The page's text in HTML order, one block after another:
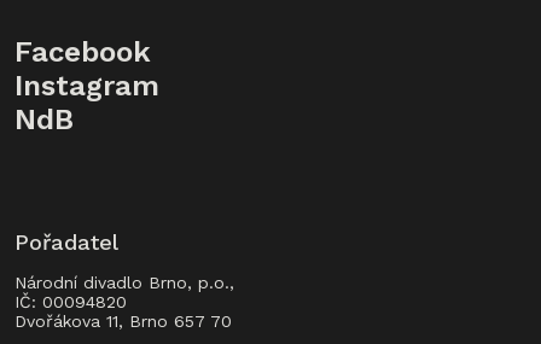
Facebook
Instagram
NdB
Pořadatel
Národní divadlo Brno, p.o.,
IČ: 00094820
Dvořákova 11, Brno 657 70